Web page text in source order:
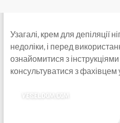
Узагалі, крем для депіляції
недоліки, і перед
ознайомитися з
консультуватися з фахівцем